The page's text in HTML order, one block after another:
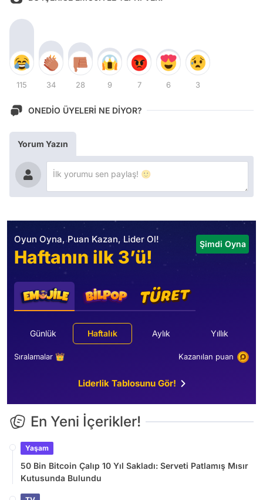
115 34 28 9 7 6 3
ONEDİO ÜYELERİ NE DİYOR?
Yorum Yazın
Oyun Oyna, Puan Kazan, Lider Ol!
Haftanın ilk 3’ü!
Şimdi Oyna
Günlük Haftalık Aylık Yıllık
Sıralamalar 👑 Kazanılan puan
Liderlik Tablosunu Gör!
En Yeni İçerikler!
Yaşam
50 Bin Bitcoin Çalıp 10 Yıl Sakladı: Serveti Patlamış Mısır
Kutusunda Bulundu